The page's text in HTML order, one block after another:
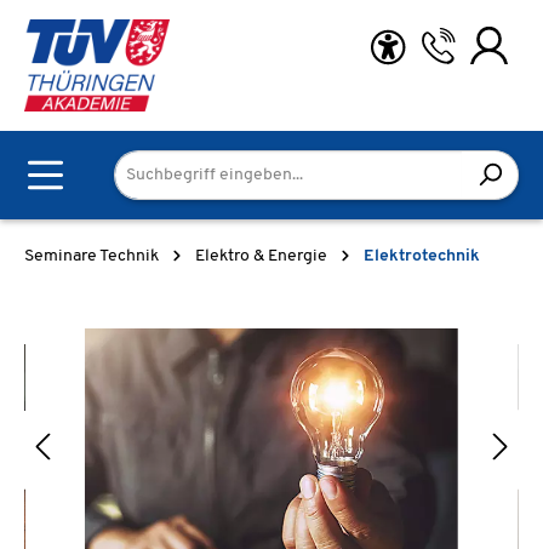
Zum Hauptinhalt springen
Seminare Technik Elektro & Energie Elektrotechnik
Bildergalerie überspringen